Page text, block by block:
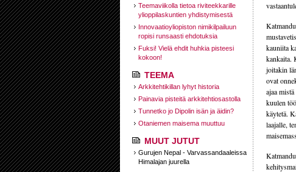
Teemaviikolla tietoa riviteekkarille
ylioppilaskuntien yhdistymisestä
Innovaatioyliopiston nimikilpailuun
ropisi runsaasti ehdotuksia
Fuksi! Vielä ehdit huhkia pisteesi
kokoon!
TEEMA
Arkkitehtikillan lyhyt historia
Painavia pisteitä arkkitehtiosastolla
Tunnetko jo Dipolin isän ja äidin?
Otaniemen maisema muuttuu
MUUT JUTUT
Gurujen Nepal - Varvassandaaleissa
Himalajan juurella
kauniita
kankaita.
joitakin
ovat
ajaa
kuulen
käytetä.
laajalle,